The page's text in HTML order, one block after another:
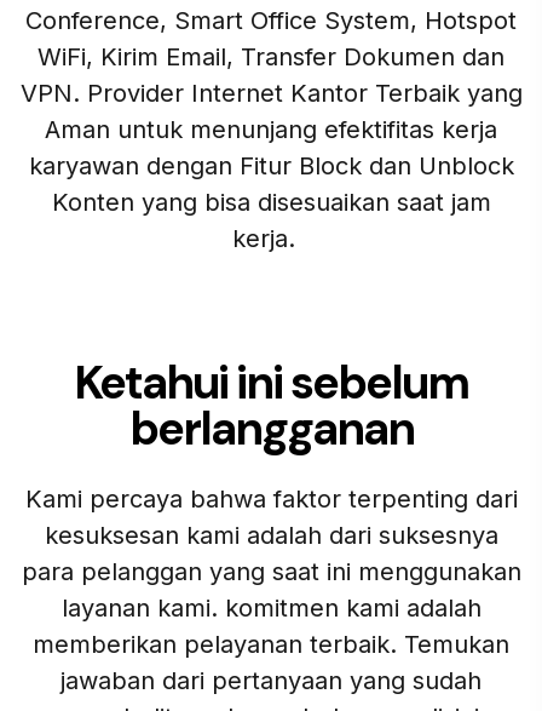
Conference, Smart Office System, Hotspot
WiFi, Kirim Email, Transfer Dokumen dan
VPN. Provider Internet Kantor Terbaik yang
Aman untuk menunjang efektifitas kerja
karyawan dengan Fitur Block dan Unblock
Konten yang bisa disesuaikan saat jam
kerja.
Ketahui ini sebelum
berlangganan
Kami percaya bahwa faktor terpenting dari
kesuksesan kami adalah dari suksesnya
para pelanggan yang saat ini menggunakan
layanan kami. komitmen kami adalah
memberikan pelayanan terbaik. Temukan
jawaban dari pertanyaan yang sudah